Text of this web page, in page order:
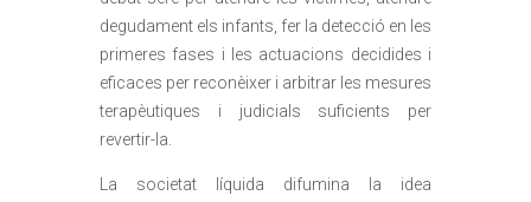
degudament els infants, fer la detecció en les
primeres fases i les actuacions decidides i
eficaces per reconèixer i arbitrar les mesures
terapèutiques i judicials suficients per
revertir-la.
La societat líquida difumina la idea